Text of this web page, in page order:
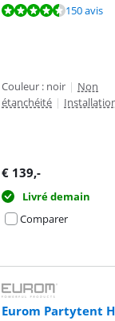
sur 150 avis.150 avis
Couleur : noir | Non
étanchéité |
€ 139,-
Livré demain
Comparer
Eurom Partytent